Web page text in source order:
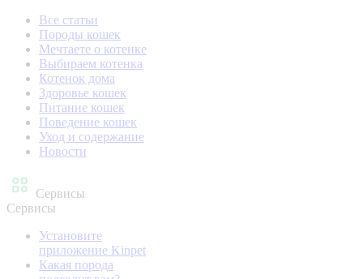
Все статьи
Породы кошек
Мечтаете о котенке
Выбираем котенка
Котенок дома
Здоровье кошек
Питание кошек
Поведение кошек
Уход и содержание
Новости
Сервисы
Сервисы
Установите
приложение Kinpet
Какая порода